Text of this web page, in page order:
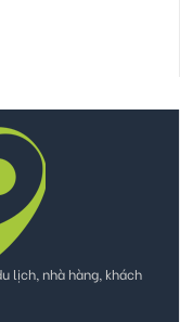
lịch, nhà hàng, khách